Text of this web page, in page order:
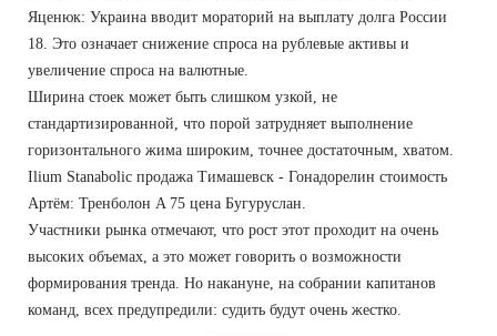
Яценюк: Украина вводит мораторий на выплату долга России
18. Это означает снижение спроса на рублевые активы и
увеличение спроса на валютные.
Ширина стоек может быть слишком узкой, не
стандартизированной, что порой затрудняет выполнение
горизонтального жима широким, точнее достаточным, хватом.
Ilium Stanabolic продажа Тимашевск - Гонадорелин стоимость
Артём: Тренболон A 75 цена Бугуруслан.
Участники рынка отмечают, что рост этот проходит на очень
высоких объемах, а это может говорить о возможности
формирования тренда. Но накануне, на собрании капитанов
команд, всех предупредили: судить будут очень жестко.